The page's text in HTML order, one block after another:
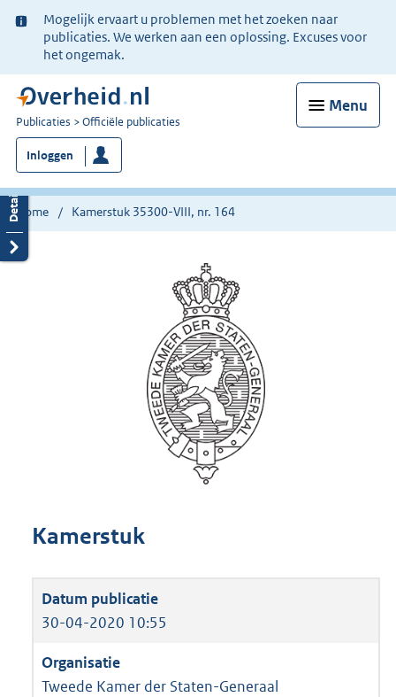
Ter
informatie:
Mogelijk ervaart u problemen met het zoeken naar
publicaties. We werken aan een oplossing. Excuses voor
het ongemak.
Menu
U
bent
nu
hier:
Publicaties Officiële publicaties
Inloggen
Home Kamerstuk 35300-VIII, nr. 164
Kamerstuk
30-04-2020 10:55
Tweede Kamer der Staten-Generaal